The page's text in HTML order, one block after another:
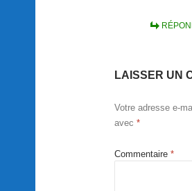
LAISSER UN
Votre adresse e-
avec *
Commentaire *